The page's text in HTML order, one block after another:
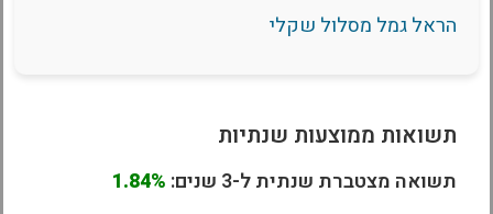
הראל גמל מסלול שקלי
תשואות ממוצעות שנתיות
תשואה מצטברת שנתית ל-3 שנים:
1.84%